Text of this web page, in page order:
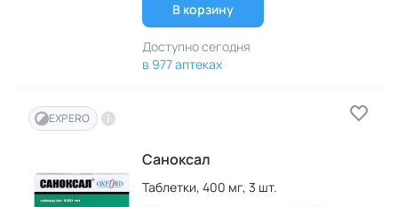
В корзину
Доступно сегодня
в 977 аптеках
EXPERO
Саноксал
Таблетки, 400 мг, 3 шт.